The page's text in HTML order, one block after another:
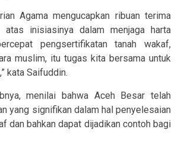
Agama mengucapkan ribuan terima
atas inisiasinya dalam menjaga harta
pengsertifikatan tanah wakaf,
muslim, itu tugas kita bersama untuk
kata Saifuddin.
menilai bahwa Aceh Besar telah
yang signifikan dalam hal penyelesaian
dan bahkan dapat dijadikan contoh bagi